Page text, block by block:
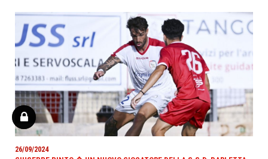
26/09/2024